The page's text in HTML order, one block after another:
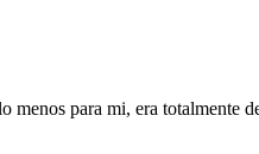
para mi, era totalmente